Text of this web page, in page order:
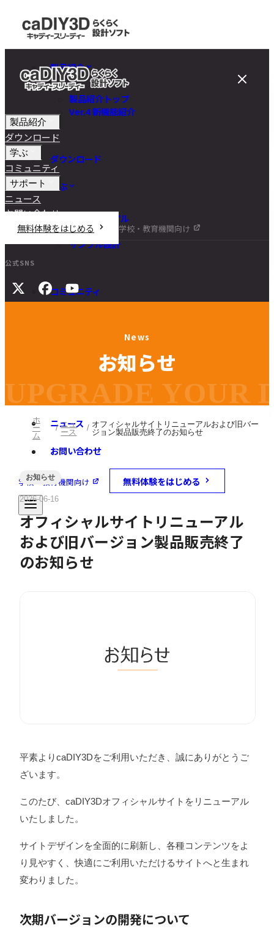
製品紹介
製品紹介トップ
Ver.4 新機能紹介
ダウンロード
学ぶ
チュートリアル
DIY講座
サンプル設計
コミュニティ
マニュアル
旧バージョンダウンロード
ニュース
お問い合わせ
学校・教育機関向け 無料体験をはじめる
製品紹介
ダウンロード
学ぶ
コミュニティ
サポート
ニュース
お問い合わせ
無料体験をはじめる
学校・教育機関向け
公式SNS
News
お知らせ
UPGRADE YOUR
ホ
ー
ム
ニュ
ース
オフィシャルサイトリニューアルおよび旧バー
ジョン製品販売終了のお知らせ
お知らせ
2026-06-16
オフィシャルサイトリニューアル
および旧バージョン製品販売終了
のお知らせ
平素よりcaDIY3Dをご利用いただき、誠にありがとうご
ざいます。
このたび、caDIY3Dオフィシャルサイトをリニューアル
いたしました。
サイトデザインを全面的に刷新し、各種コンテンツをよ
り見やすく、快適にご利用いただけるサイトへと生まれ
変わりました。
次期バージョンの開発について